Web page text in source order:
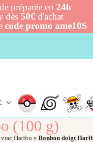
préparée en 24h
dès 50€d'achat
code promo ame10S
(100 g)​
Haribo » Bonbon doigt